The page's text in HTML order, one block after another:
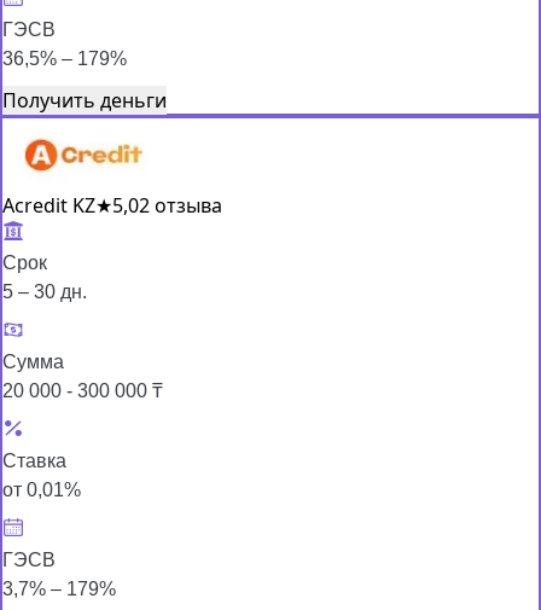
ГЭСВ
36,5% – 179%
Получить деньги
Acredit KZ★5,02 отзыва
Срок
5 – 30 дн.
Сумма
20 000 - 300 000 ₸
Ставка
от 0,01%
ГЭСВ
3,7% – 179%